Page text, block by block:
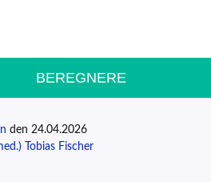
BEREGNERE
den 24.04.2026
Tobias Fischer